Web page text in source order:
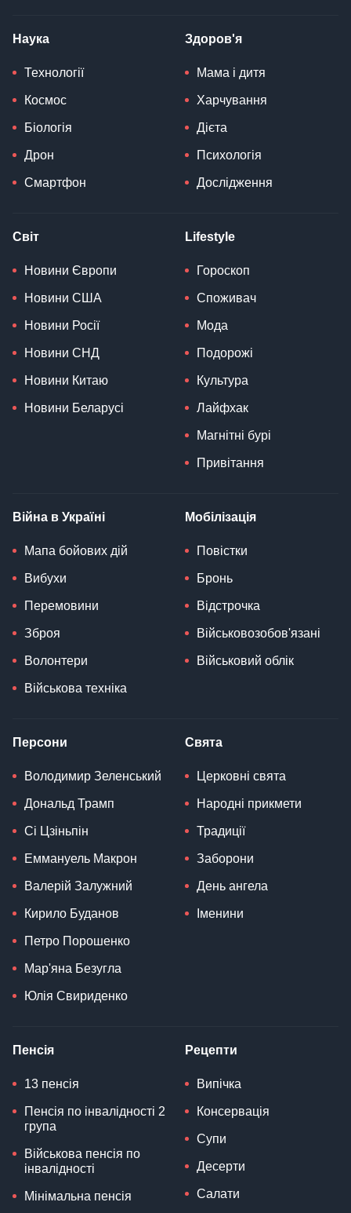
Наука
Технології
Космос
Біологія
Дрон
Смартфон
Здоров'я
Мама і дитя
Харчування
Дієта
Психологія
Дослідження
Світ
Новини Європи
Новини США
Новини Росії
Новини СНД
Новини Китаю
Новини Беларусі
Lifestyle
Гороскоп
Споживач
Мода
Подорожі
Культура
Лайфхак
Магнітні бурі
Привітання
Війна в Україні
Мапа бойових дій
Вибухи
Перемовини
Зброя
Волонтери
Військова техніка
Мобілізація
Повістки
Бронь
Відстрочка
Військовозобов'язані
Військовий облік
Персони
Володимир Зеленський
Дональд Трамп
Сі Цзіньпін
Еммануель Макрон
Валерій Залужний
Кирило Буданов
Петро Порошенко
Мар'яна Безугла
Юлія Свириденко
Свята
Церковні свята
Народні прикмети
Традиції
Заборони
День ангела
Іменини
Пенсія
13 пенсія
Пенсія по інвалідності 2
група
Військова пенсія по
інвалідності
Мінімальна пенсія
Рецепти
Випічка
Консервація
Супи
Десерти
Салати